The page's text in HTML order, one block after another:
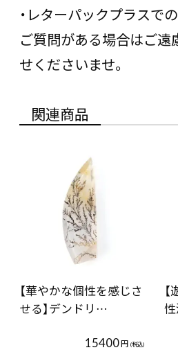
・レターパックプラスで
ご質問がある場合はご遠
せくださいませ。
関連商品
【華やかな個性を感じさ
せる】デンドリ…
15400円 (税込)